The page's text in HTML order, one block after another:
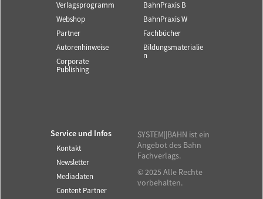
Verlagsprogramm
Webshop
Partner
Autorenhinweise
Corporate
Publishing
BahnPraxis B
BahnPraxis W
Fachbücher
Bildungsmaterialie
n
Service und Infos
Kontakt
Newsletter
Mediadaten
Content Partner
SYSTEM||BAHN ist ein
Angebot des Bahn
Fachverlags.
© 2025 Alle Rechte
vorbehalten.